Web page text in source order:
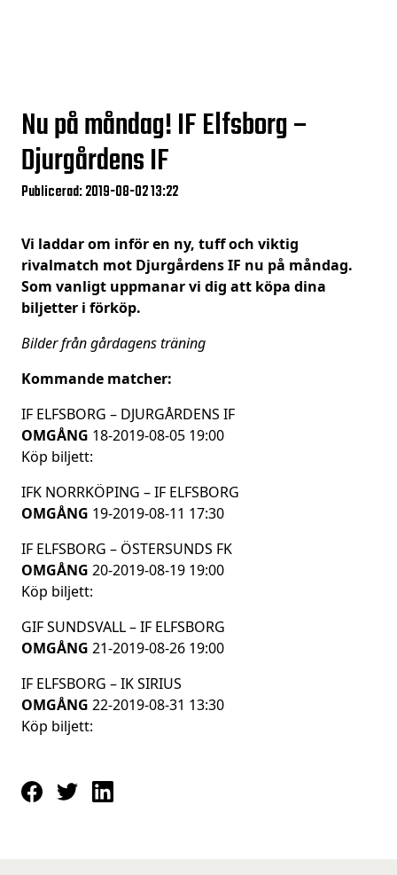
Nu på måndag! IF Elfsborg –
Djurgårdens IF
Publicerad: 2019-08-02 13:22
Vi laddar om inför en ny, tuff och viktig
rivalmatch mot Djurgårdens IF nu på måndag.
Som vanligt uppmanar vi dig att köpa dina
biljetter i förköp.
Bilder från gårdagens träning
Kommande matcher:
IF ELFSBORG – DJURGÅRDENS IF
OMGÅNG 18-2019-08-05 19:00
Köp biljett:
IFK NORRKÖPING – IF ELFSBORG
OMGÅNG 19-2019-08-11 17:30
IF ELFSBORG – ÖSTERSUNDS FK
OMGÅNG 20-2019-08-19 19:00
Köp biljett:
GIF SUNDSVALL – IF ELFSBORG
OMGÅNG 21-2019-08-26 19:00
IF ELFSBORG – IK SIRIUS
OMGÅNG 22-2019-08-31 13:30
Köp biljett: